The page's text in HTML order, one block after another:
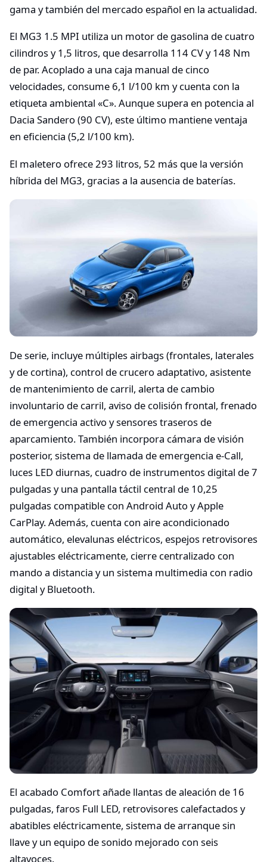
gama y también del mercado español en la actualidad.
El MG3 1.5 MPI utiliza un motor de gasolina de cuatro
cilindros y 1,5 litros, que desarrolla 114 CV y 148 Nm
de par. Acoplado a una caja manual de cinco
velocidades, consume 6,1 l/100 km y cuenta con la
etiqueta ambiental «C». Aunque supera en potencia al
Dacia Sandero (90 CV), este último mantiene ventaja
en eficiencia (5,2 l/100 km).
El maletero ofrece 293 litros, 52 más que la versión
híbrida del MG3, gracias a la ausencia de baterías.
De serie, incluye múltiples airbags (frontales, laterales
y de cortina), control de crucero adaptativo, asistente
de mantenimiento de carril, alerta de cambio
involuntario de carril, aviso de colisión frontal, frenado
de emergencia activo y sensores traseros de
aparcamiento. También incorpora cámara de visión
posterior, sistema de llamada de emergencia e-Call,
luces LED diurnas, cuadro de instrumentos digital de 7
pulgadas y una pantalla táctil central de 10,25
pulgadas compatible con Android Auto y Apple
CarPlay. Además, cuenta con aire acondicionado
automático, elevalunas eléctricos, espejos retrovisores
ajustables eléctricamente, cierre centralizado con
mando a distancia y un sistema multimedia con radio
digital y Bluetooth.
El acabado Comfort añade llantas de aleación de 16
pulgadas, faros Full LED, retrovisores calefactados y
abatibles eléctricamente, sistema de arranque sin
llave y un equipo de sonido mejorado con seis
altavoces.